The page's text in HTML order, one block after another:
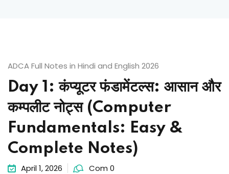
ADCA Full Notes in Hindi and English 2026
Day 1: कंप्यूटर फंडामेंटल्स: आसान और
कम्पलीट नोट्स (Computer
Fundamentals: Easy &
Complete Notes)
April 1, 2026 Com 0